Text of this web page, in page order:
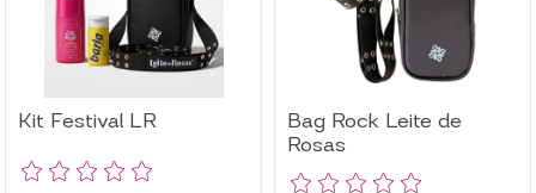
Kit Festival LR Bag Rock Leite de
Rosas